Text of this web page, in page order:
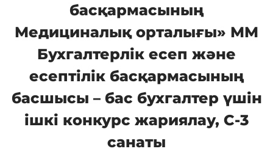
Заңнама және кадрлармен қамтамасыз ету
басқармасының
Медициналық орталығы» ММ
Бухгалтерлік есеп және
есептілік басқармасының
басшысы – бас бухгалтер үшін
ішкі конкурс жариялау, С-3
санаты